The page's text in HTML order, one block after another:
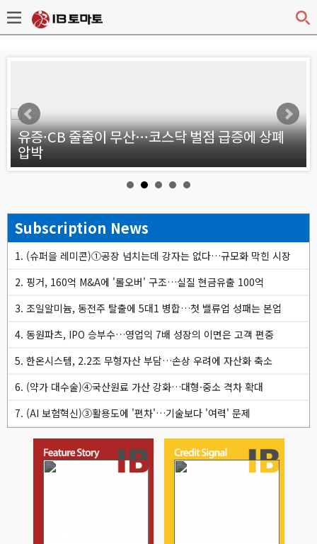
유증·CB 줄줄이 무산…코스닥 벌점 급증에 상폐
압박
Subscription News
1. (슈퍼을 레미콘)①공장 넘치는데 강자는 없다…규모화 막힌 시장
2. 핑거, 160억 M&A에 '롤오버' 구조…실질 현금유출 100억
3. 조일알미늄, 동전주 탈출에 5대1 병합…첫 밸류업 성패는 본업
4. 동원파츠, IPO 승부수…영업익 7배 성장의 이면은 고객 편중
5. 한온시스템, 2.2조 무형자산 부담…손상 우려에 자산화 축소
6. (약가 대수술)④국산원료 가산 강화…대형·중소 격차 확대
7. (AI 보험혁신)③활용도에 '편차'…기술보다 '여력' 문제